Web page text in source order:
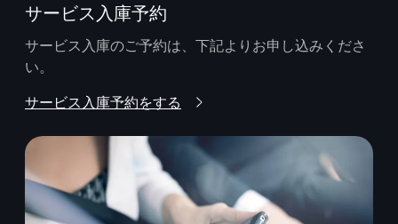
サービス入庫予約
サービス入庫のご予約は、下記よりお申し込みくださ
い。
サービス入庫予約をする